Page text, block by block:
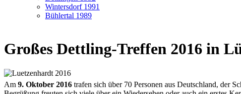
Wintersdorf 1991
Bühlertal 1989
Großes Dettling-Treffen 2016 in
Am 9. Oktober 2016 trafen sich über 70 Personen aus Deutschland, der